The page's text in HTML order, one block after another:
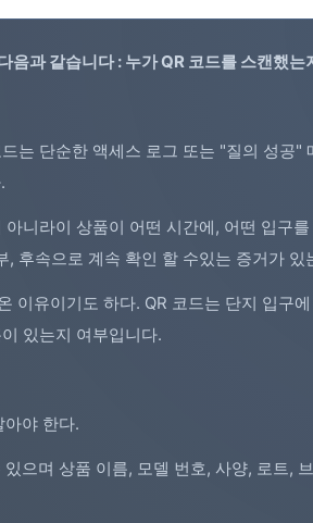
음과 같습니다 : 누가QR 코드를 스캔했는
는 단순한 액세스 로그 또는 "질의 성공"
니라이 상품이 어떤 시간에, 어떤 입구
후속으로 계속 확인 할 수있는 증거가 있
이유이기도 하다. QR 코드는 단지 입구
있는지 여부입니다.
야 한다.
으며 상품 이름, 모델 번호, 사양, 로트,